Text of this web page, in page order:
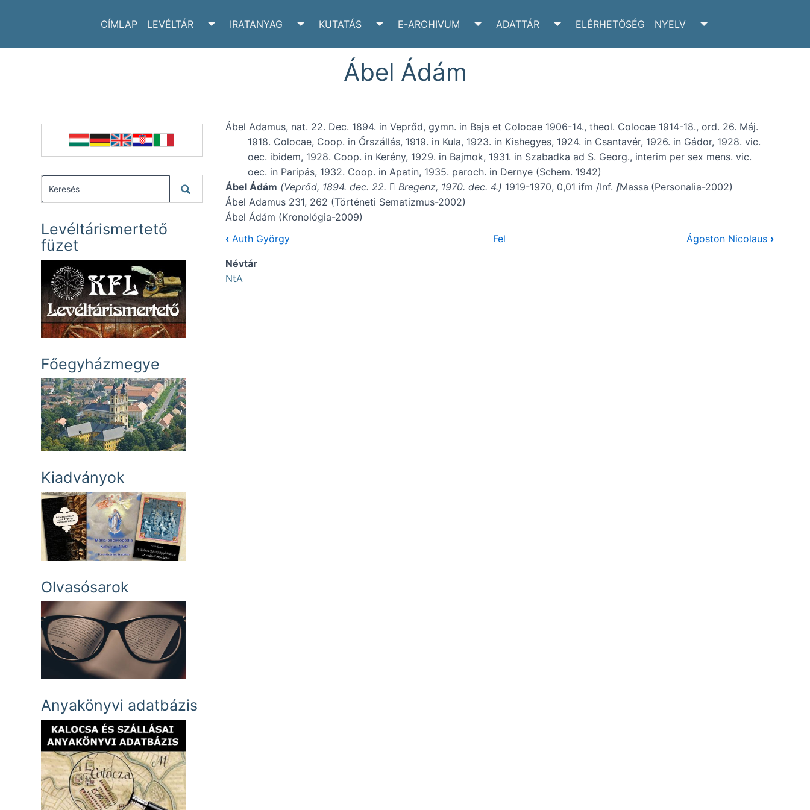
CÍMLAP LEVÉLTÁR
TOGGLE LEVÉLTÁR SUBMENU
IRATANYAG
TOGGLE IRATANYAG SUBMENU
KUTATÁS
TOGGLE KUTATÁS SUBMENU
E-ARCHIVUM
TOGGLE E-ARCHIVUM SUBMENU
ADATTÁR
TOGGLE ADATTÁR SUBMENU
ELÉRHETŐSÉG NYELV
Ábel Ádám
Levéltárismertető
füzet
Főegyházmegye
Kiadványok
Olvasósarok
Anyakönyvi adatbázis
Ábel Adamus, nat. 22. Dec. 1894. in Veprőd, gymn. in Baja et Colocae 1906-14., theol. Colocae 1914-18., ord. 26. Máj.
1918. Colocae, Coop. in Őrszállás, 1919. in Kula, 1923. in Kishegyes, 1924. in Csantavér, 1926. in Gádor, 1928. vic.
oec. ibidem, 1928. Coop. in Kerény, 1929. in Bajmok, 1931. in Szabadka ad S. Georg., interim per sex mens. vic.
oec. in Paripás, 1932. Coop. in Apatin, 1935. paroch. in Dernye (Schem. 1942)
Ábel Ádám (Veprőd, 1894. dec. 22.  Bregenz, 1970. dec. 4.) 1919-1970, 0,01 ifm /Inf. /Massa (Personalia-2002)
Ábel Adamus 231, 262 (Történeti Sematizmus-2002)
Ábel Ádám (Kronológia-2009)
‹Auth György Fel Ágoston Nicolaus ›
Névtár
NtA